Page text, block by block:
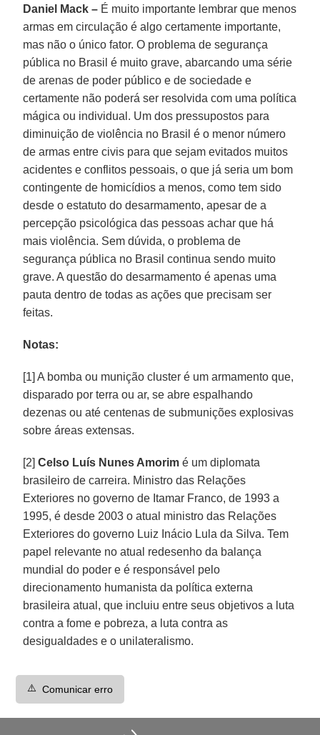
Daniel Mack – É muito importante lembrar que menos
armas em circulação é algo certamente importante,
mas não o único fator. O problema de segurança
pública no Brasil é muito grave, abarcando uma série
de arenas de poder público e de sociedade e
certamente não poderá ser resolvida com uma política
mágica ou individual. Um dos pressupostos para
diminuição de violência no Brasil é o menor número
de armas entre civis para que sejam evitados muitos
acidentes e conflitos pessoais, o que já seria um bom
contingente de homicídios a menos, como tem sido
desde o estatuto do desarmamento, apesar de a
percepção psicológica das pessoas achar que há
mais violência. Sem dúvida, o problema de
segurança pública no Brasil continua sendo muito
grave. A questão do desarmamento é apenas uma
pauta dentro de todas as ações que precisam ser
feitas.
Notas:
[1] A bomba ou munição cluster é um armamento que,
disparado por terra ou ar, se abre espalhando
dezenas ou até centenas de submunições explosivas
sobre áreas extensas.
[2]Celso Luís Nunes Amorim é um diplomata
brasileiro de carreira. Ministro das Relações
Exteriores no governo de Itamar Franco, de 1993 a
1995, é desde 2003 o atual ministro das Relações
Exteriores do governo Luiz Inácio Lula da Silva. Tem
papel relevante no atual redesenho da balança
mundial do poder e é responsável pelo
direcionamento humanista da política externa
brasileira atual, que incluiu entre seus objetivos a luta
contra a fome e pobreza, a luta contra as
desigualdades e o unilateralismo.
⚠️ Comunicar erro